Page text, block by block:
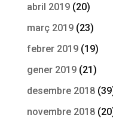
abril 2019(20)
març 2019(23)
febrer 2019(19)
gener 2019(21)
desembre 2018
novembre 2018